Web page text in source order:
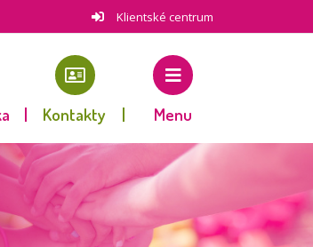
Klientské centrum
Kontakty Menu